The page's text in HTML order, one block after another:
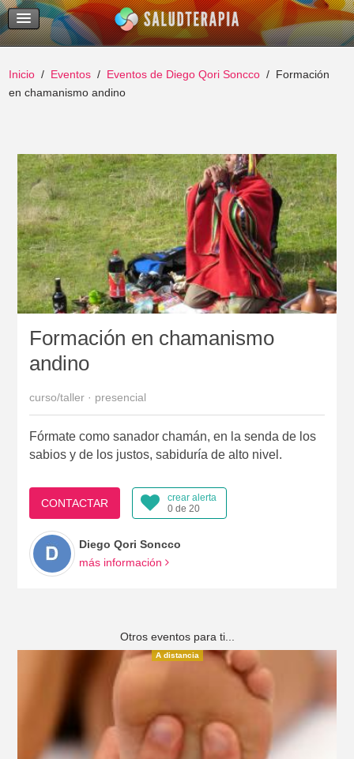
Temas Recientes
Buscar
Inicio Eventos Eventos de Diego Qori Soncco
Formación
en chamanismo andino
Formación en chamanismo
andino
curso/taller · presencial
Fórmate como sanador chamán, en la senda de los
sabios y de los justos, sabiduría de alto nivel.
CONTACTAR
crear alerta
0 de 20
Diego Qori Soncco
más información
Otros eventos para ti...
A distancia